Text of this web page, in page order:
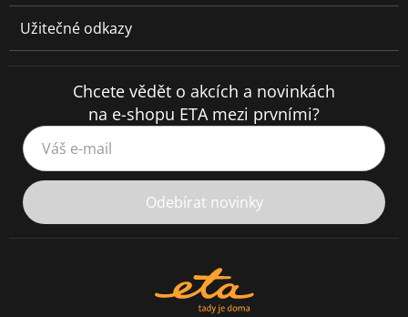
Užitečné odkazy
Chcete vědět o akcích a novinkách
na e-shopu ETA mezi prvními?
Váš e-mail
Odebírat novinky